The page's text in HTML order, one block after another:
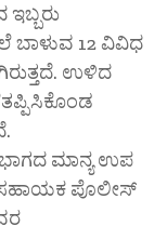
ಬಾಳುವ 12 ವಿವಿಧ
ಉಳಿದ
ಮಾನ್ಯ ಉಪ
ಸಹಾಯಕ ಪೊಲೀಸ್